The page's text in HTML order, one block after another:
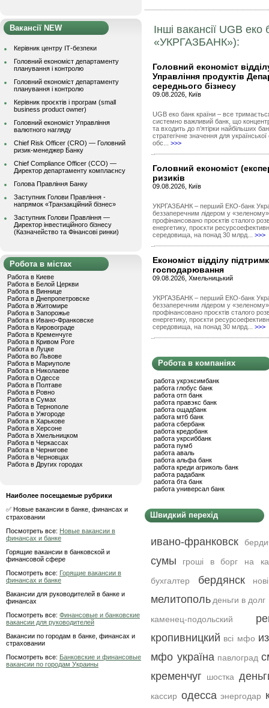
Вакансії NEW
Керівник центру ІТ-безпеки
Головний економіст департаменту
планування і контролю
Головний економіст департаменту
планування і контролю
Керівник проєктів і програм (small
business product owner)
Головний економіст Управління
валютного нагляду
Chief Risk Officer (CRO) — Головний
ризик-менеджер Банку
Chief Compliance Officer (CCO) —
Директор департаменту комплаєнсу
Голова Правління Банку
Заступник Голови Правління -
напрямок «Транзакційний бізнес»
Заступник Голови Правління —
Директор інвестиційного бізнесу
(Казначейство та Фінансові ринки)
Робота в містах
Работа в Киеве
Работа в Белой Церкви
Работа в Виннице
Работа в Днепропетровске
Работа в Житомире
Работа в Запорожье
Работа в Ивано-Франковске
Работа в Кировограде
Работа в Кременчуге
Работа в Кривом Роге
Работа в Луцке
Работа во Львове
Работа в Мариуполе
Работа в Николаеве
Работа в Одессе
Работа в Полтаве
Работа в Ровно
Работа в Сумах
Работа в Тернополе
Работа в Ужгороде
Работа в Харькове
Работа в Херсоне
Работа в Хмельницком
Работа в Черкассах
Работа в Чернигове
Работа в Черновцах
Работа в Других городах
Наиболее посещаемые рубрики
✅ Новые вакансии в банке, финансах и
страховании
Посмотреть все: Новые вакансии в
финансах и банке
Горящие вакансии в банковской и
финансовой сфере
Посмотреть все: Горящие вакансии в
финансах и банке
Вакансии для руководителей в банке и
финансах
Посмотреть все: Финансовые и банковские
вакансии для руководителей
Вакансии по городам в банке, финансах и
страховании
Посмотреть все: Банковские и финансовые
вакансии по городам Украины
Інші вакансії UGB
«УКРГАЗБАНК»):
Головний економіст
Управління продуктів
середнього бізнесу
09.08.2026, Київ
UGB еко банк країни – все
системно важливий банк, що
та входить до п’ятірки найбільших
стратегічне значення для
обс... >>>
Головний економіст
ризиків
09.08.2026, Київ
УКРГАЗБАНК – перший ЕКО-банк
беззаперечним лідером у
профінансовано проєктів сталого
енергетику, проєкти
середовища, на понад 30 млрд... >>>
Економіст відділу
господарювання
09.08.2026, Хмельницький
УКРГАЗБАНК – перший ЕКО-банк
беззаперечним лідером у
профінансовано проєктів сталого
енергетику, проєкти
середовища, на понад 30 млрд... >>>
Робота в компаніях
работа укрэксимбанк
работа глобус банк
работа отп банк
работа правэкс банк
работа ощадбанк
работа мтб банк
работа сбербанк
работа кредобанк
работа укрсиббанк
работа пумб
работа аваль
работа альфа банк
работа креди агриколь банк
работа радабанк
работа бта банк
работа универсал банк
Швидкий перехід
ивано-франковск
сумы
гроші в борг на
бухгалтер
бердянск
мелитополь деньги в долг
каменец-подольский
кропивницкий всі мфо
мфо україна павлоград
кременчуг
шостка
кассир одесса энергодар